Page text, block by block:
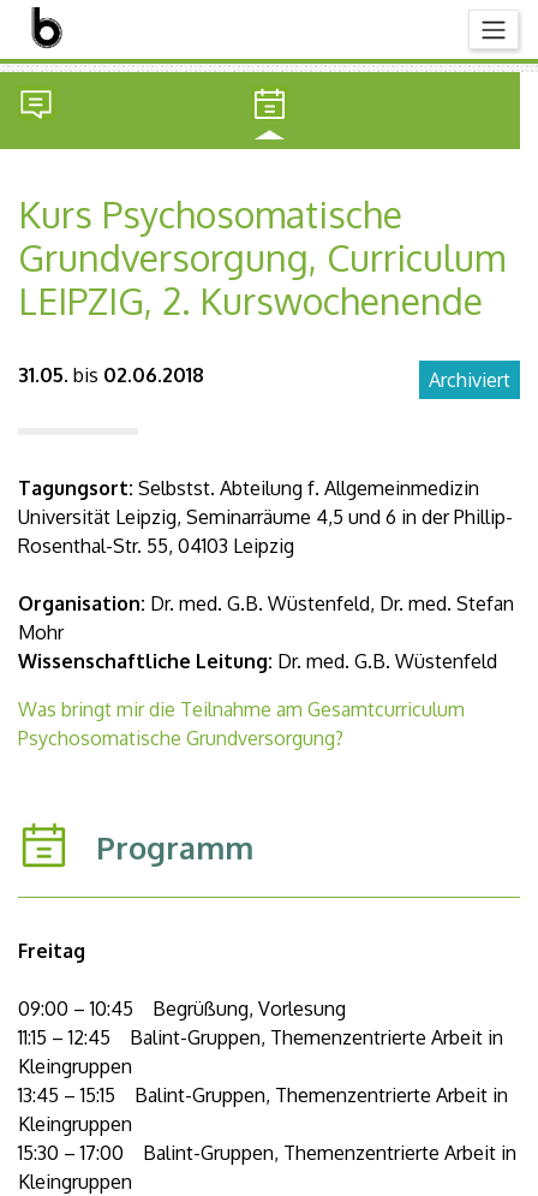
Kurs Psychosomatische
Grundversorgung, Curriculum
LEIPZIG, 2. Kurswochenende
Archiviert
31.05. bis 02.06.2018
Tagungsort: Selbstst. Abteilung f. Allgemeinmedizin
Universität Leipzig, Seminarräume 4,5 und 6 in der Phillip-
Rosenthal-Str. 55, 04103 Leipzig
Organisation: Dr. med. G.B. Wüstenfeld, Dr. med. Stefan
Mohr
Wissenschaftliche Leitung: Dr. med. G.B. Wüstenfeld
Was bringt mir die Teilnahme am Gesamtcurriculum
Psychosomatische Grundversorgung?
Programm
Freitag
09:00 – 10:45 Begrüßung, Vorlesung
11:15 – 12:45 Balint-Gruppen, Themenzentrierte Arbeit in
Kleingruppen
13:45 – 15:15 Balint-Gruppen, Themenzentrierte Arbeit in
Kleingruppen
15:30 – 17:00 Balint-Gruppen, Themenzentrierte Arbeit in
Kleingruppen